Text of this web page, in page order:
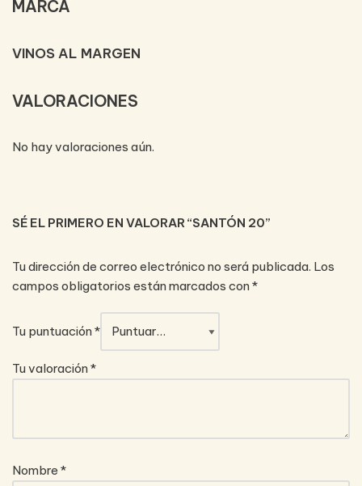
MARCA
VINOS AL MARGEN
VALORACIONES
No hay valoraciones aún.
SÉ EL PRIMERO EN VALORAR “SANTÓN 20”
Tu dirección de correo electrónico no será publicada. Los
campos obligatorios están marcados con*
Tu puntuación*
Tu valoración*
Nombre *